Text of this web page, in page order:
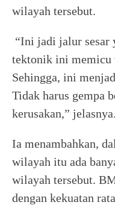
wilayah tersebut.
“Ini jadi jalur sesar
tektonik ini memicu
Sehingga, ini
Tidak harus gempa
kerusakan,” jelasnya.
Ia menambahkan,
wilayah itu ada
wilayah tersebut.
dengan kekuatan